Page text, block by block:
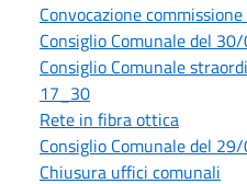
Convocazione
Consiglio Comunale del
Consiglio Comunale
17_30
Rete in fibra ottica
Consiglio Comunale del
Chiusura uffici comunali